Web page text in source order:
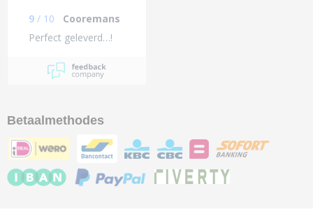
9 / 10
Cooremans
Perfect geleverd…!
Betaalmethodes